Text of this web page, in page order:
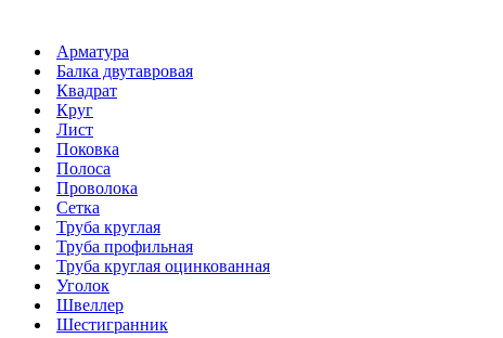
Арматура
Балка двутавровая
Квадрат
Круг
Лист
Поковка
Полоса
Проволока
Сетка
Труба круглая
Труба профильная
Труба круглая оцинкованная
Уголок
Швеллер
Шестигранник